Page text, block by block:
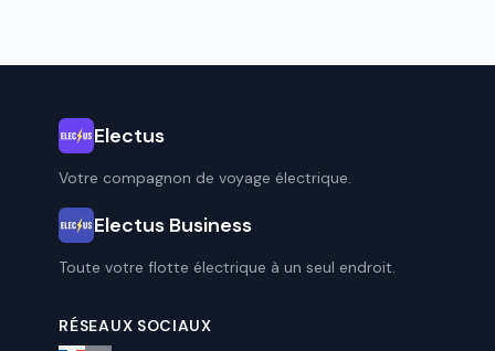
Electus
Votre compagnon de voyage électrique.
Electus Business
Toute votre flotte électrique à un seul endroit.
RÉSEAUX SOCIAUX